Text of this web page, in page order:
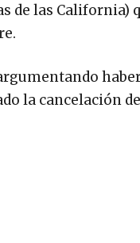
de las California)
la cancelación